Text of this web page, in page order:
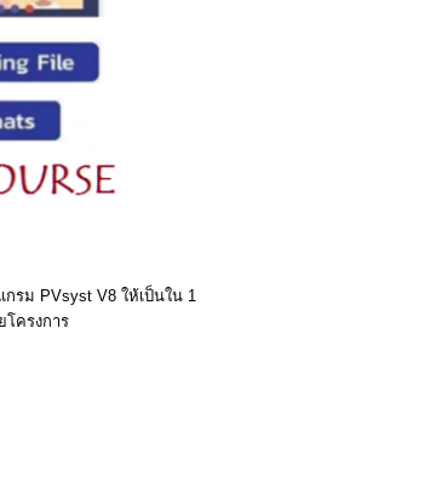
รม PVsyst V8 ให้เป็นใน 1
ครงการ